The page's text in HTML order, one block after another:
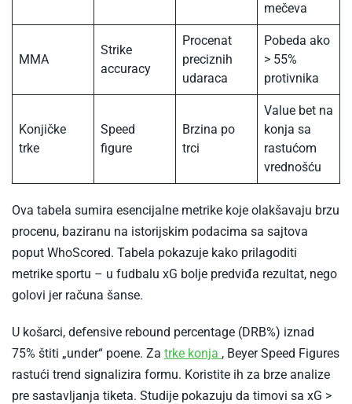
mečeva
MMA
Strike
accuracy
Procenat
preciznih
udaraca
Pobeda ako
> 55%
protivnika
Konjičke
trke
Speed
figure
Brzina po
trci
Value bet na
konja sa
rastućom
vrednošću
Ova tabela sumira esencijalne metrike koje olakšavaju brzu
procenu, baziranu na istorijskim podacima sa sajtova
poput WhoScored.​ Tabela pokazuje kako prilagoditi
metrike sportu – u fudbalu xG bolje predviđa rezultat, nego
golovi jer računa šanse.
U košarci, defensive rebound percentage (DRB%) iznad
75% štiti „under“ poene. Za trke konja -
Kladjenje
na
, Beyer Speed Figures
rastući trend signalizira formu. Koristite ih za brze analize
pre sastavljanja tiketa. Studije pokazuju da timovi sa xG >